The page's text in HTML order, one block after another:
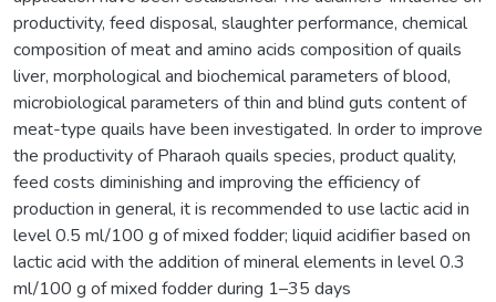
productivity, feed disposal, slaughter performance, chemical
composition of meat and amino acids composition of quails
liver, morphological and biochemical parameters of blood,
microbiological parameters of thin and blind guts content of
meat-type quails have been investigated. In order to improve
the productivity of Pharaoh quails species, product quality,
feed costs diminishing and improving the efficiency of
production in general, it is recommended to use lactic acid in
level 0.5 ml/100 g of mixed fodder; liquid acidifier based on
lactic acid with the addition of mineral elements in level 0.3
ml/100 g of mixed fodder during 1–35 days